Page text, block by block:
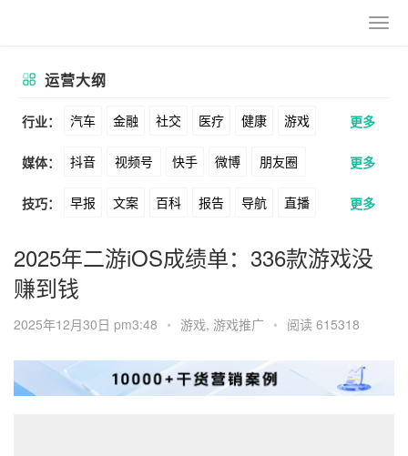
运营大纲
行业： 汽车 金融 社交 医疗 健康 游戏
动漫 美妆 美食 家装 教育 婚纱
酒旅 母婴 宠物 文娱 跨境 科技
广告 元宇宙 房地产
更多
媒体： 抖音 视频号 快手 微博 朋友圈
公众号 B站 小红书 头条 知乎
Soul 360 百度 搜狗 爱奇艺 美柚
美图
Tiktok Yahoo
更多
技巧： 早报 文案 百科 报告 导航 直播
卖货 脚本 话术 电商 社群
涨粉
数据 拉新 活动 用户 游戏 海外
元宇宙 跨境 青瓜通
更多
2025年二游iOS成绩单：336款游戏没
赚到钱
2025年12月30日 pm3:48 • 游戏, 游戏推广 • 阅读 615318